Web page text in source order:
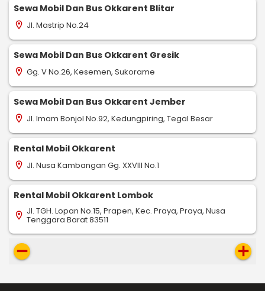
Sewa Mobil Dan Bus Okkarent Blitar
location_on Jl. Mastrip No.24
Sewa Mobil Dan Bus Okkarent Gresik
location_on Gg. V No.26, Kesemen, Sukorame
Sewa Mobil Dan Bus Okkarent Jember
location_on Jl. Imam Bonjol No.92, Kedungpiring, Tegal Besar
Rental Mobil Okkarent
location_on Jl. Nusa Kambangan Gg. XXVIII No.1
Rental Mobil Okkarent Lombok
location_on Jl. TGH. Lopan No.15, Prapen, Kec. Praya, Praya, Nusa
Tenggara Barat 83511
remove add